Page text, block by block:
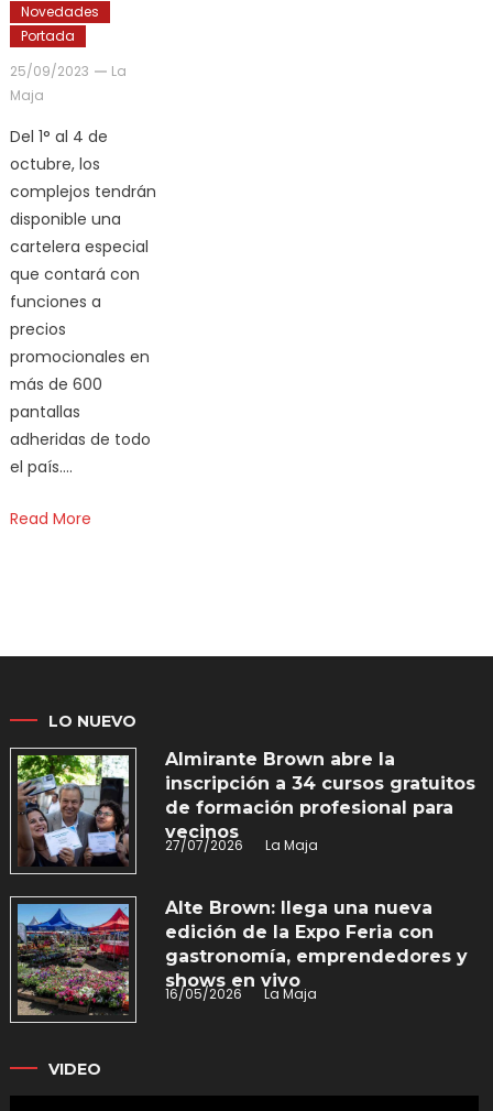
Novedades
Portada
25/09/2023
La
Maja
Del 1° al 4 de
octubre, los
complejos tendrán
disponible una
cartelera especial
que contará con
funciones a
precios
promocionales en
más de 600
pantallas
adheridas de todo
el país….
Read More
LO NUEVO
Almirante Brown abre la
inscripción a 34 cursos gratuitos
de formación profesional para
vecinos
27/07/2026 La Maja
Alte Brown: llega una nueva
edición de la Expo Feria con
gastronomía, emprendedores y
shows en vivo
16/05/2026 La Maja
VIDEO